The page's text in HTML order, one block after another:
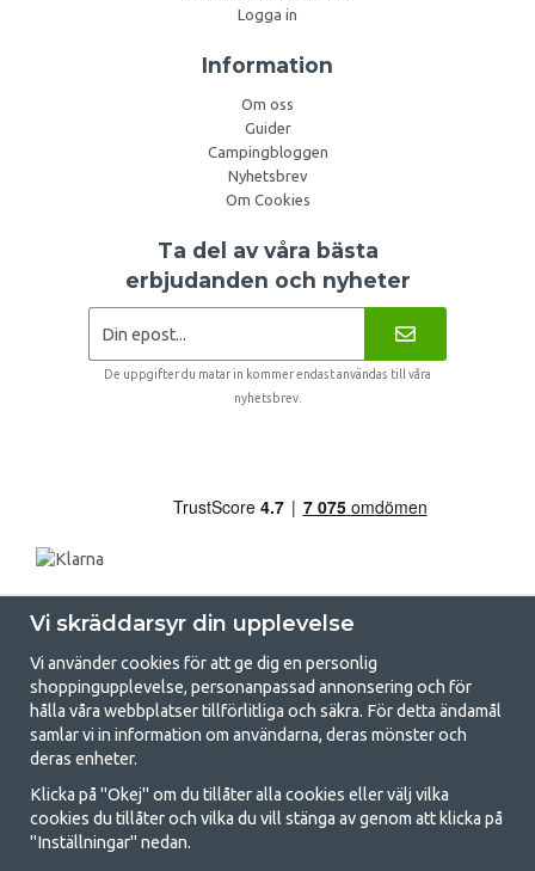
Logga in
Information
Om oss
Guider
Campingbloggen
Nyhetsbrev
Om Cookies
Ta del av våra bästa
erbjudanden och nyheter
De uppgifter du matar in kommer endast användas till våra
nyhetsbrev.
GetCamping.se - Din butik för camping
och uteliv
Att campa kan antingen vara en livsstil eller ett sätt att samla familjen
för ett gemensamt äventyr. Oavsett vilken kategori du tillhör hittar du
Vi skräddarsyr din upplevelse
Vi använder cookies för att ge dig en personlig
shoppingupplevelse, personanpassad annonsering och för
hålla våra webbplatser tillförlitliga och säkra. För detta ändamål
samlar vi in information om användarna, deras mönster och
deras enheter.
Klicka på "Okej" om du tillåter alla cookies eller välj vilka
cookies du tillåter och vilka du vill stänga av genom att klicka på
"Inställningar" nedan.